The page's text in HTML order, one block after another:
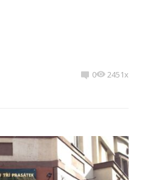
0 2451x